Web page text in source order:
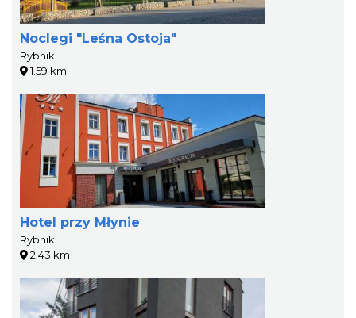
Noclegi "Leśna Ostoja"
Rybnik
1.59 km
Hotel przy Młynie
Rybnik
2.43 km